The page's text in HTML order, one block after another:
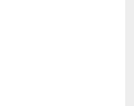
351435131629702/pho
CV.Carters/posts/1801